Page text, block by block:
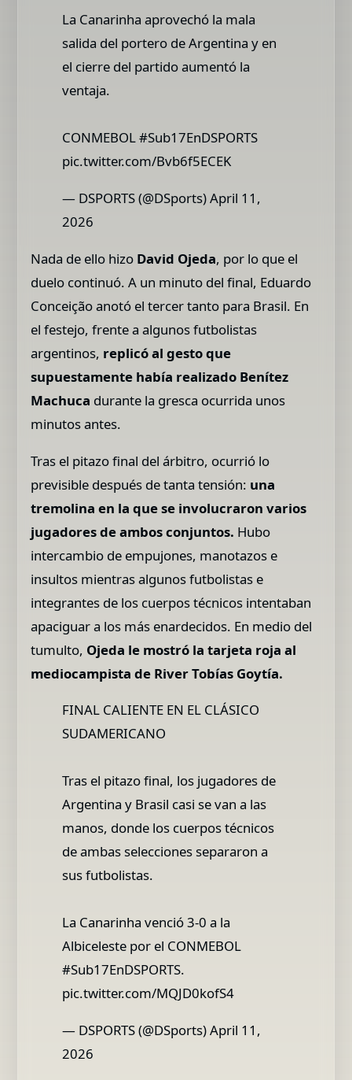
La Canarinha aprovechó la mala
salida del portero de Argentina y en
el cierre del partido aumentó la
ventaja.
CONMEBOL #Sub17EnDSPORTS
pic.twitter.com/Bvb6f5ECEK
— DSPORTS (@DSports) April 11,
2026
Nada de ello hizo David Ojeda, por lo que el
duelo continuó. A un minuto del final, Eduardo
Conceição anotó el tercer tanto para Brasil. En
el festejo, frente a algunos futbolistas
argentinos, replicó al gesto que
supuestamente había realizado Benítez
Machuca durante la gresca ocurrida unos
minutos antes.
Tras el pitazo final del árbitro, ocurrió lo
previsible después de tanta tensión: una
tremolina en la que se involucraron varios
jugadores de ambos conjuntos. Hubo
intercambio de empujones, manotazos e
insultos mientras algunos futbolistas e
integrantes de los cuerpos técnicos intentaban
apaciguar a los más enardecidos. En medio del
tumulto, Ojeda le mostró la tarjeta roja al
mediocampista de River Tobías Goytía.
FINAL CALIENTE EN EL CLÁSICO
SUDAMERICANO
Tras el pitazo final, los jugadores de
Argentina y Brasil casi se van a las
manos, donde los cuerpos técnicos
de ambas selecciones separaron a
sus futbolistas.
La Canarinha venció 3-0 a la
Albiceleste por el CONMEBOL
#Sub17EnDSPORTS.
pic.twitter.com/MQJD0kofS4
— DSPORTS (@DSports) April 11,
2026